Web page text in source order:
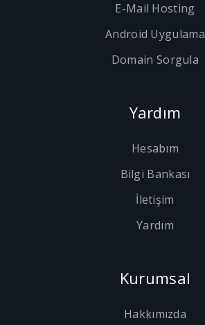
E-Mail Hosting
Android Uygulama
Domain Sorgula
Yardım
Hesabım
Bilgi Bankası
İletişim
Yardım
Kurumsal
Hakkımızda